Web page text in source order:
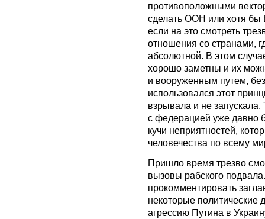
противоположными
сделать ООН или хотя бы
если на это смотреть
отношения со странами,
абсолютной. В этом
хорошо заметны и их
и вооруженным путем,
использовался этот
взрывала и не
с федерацией уже давно
кучи неприятностей,
человечества по всему
Пришло время трезво
вызовы рабского
прокомментировать
некоторые политические
агрессию Путина в